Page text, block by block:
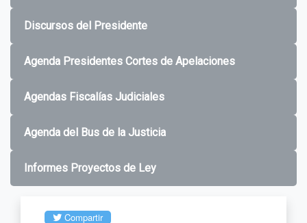
Discursos del Presidente
Agenda Presidentes Cortes de Apelaciones
Agendas Fiscalías Judiciales
Agenda del Bus de la Justicia
Informes Proyectos de Ley
Compartir